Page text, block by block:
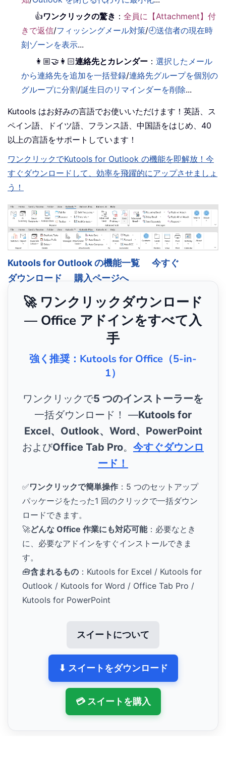
👍ワンクリックの驚き ：全員に【Attachment】付
きで返信/フィッシングメール対策/🕘送信者の現在時
刻ゾーンを表示...
👩🏼‍🤝‍👩🏻連絡先とカレンダー ：選択したメール
から連絡先を追加を一括登録/連絡先グループを個別の
グループに分割/誕生日のリマインダーを削除...
Kutools はお好みの言語でお使いいただけます！英語、ス
ペイン語、ドイツ語、フランス語、中国語をはじめ、40
以上の言語をサポートしています！
ワンクリックでKutools for Outlook の機能を即解放！今
すぐダウンロードして、効率を飛躍的にアップさせましょ
う！
Kutools for Outlook の機能一覧
今すぐ
ダウンロード
購入ページへ
🚀 ワンクリックダウンロード
— Office アドインをすべて入
手
強く推奨：Kutools for Office（5-in-
1）
ワンクリックで5 つのインストーラーを
一括ダウンロード！ ―Kutools for
Excel、Outlook、Word、PowerPoint
およびOffice Tab Pro。 今すぐダウンロ
ード！
✅ワンクリックで簡単操作 ：5 つのセットアップ
パッケージをたった1 回のクリックで一括ダウン
ロードできます。
🚀どんな Office 作業にも対応可能：必要なとき
に、必要なアドインをすぐインストールできま
す。
🧰含まれるもの ：Kutools for Excel / Kutools for
Outlook / Kutools for Word / Office Tab Pro /
Kutools for PowerPoint
スイートについて
⬇ スイートをダウンロード
💳 スイートを購入